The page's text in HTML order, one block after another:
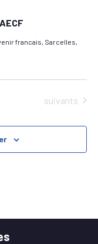
francais, Sarcelles,
Évènements
suivants